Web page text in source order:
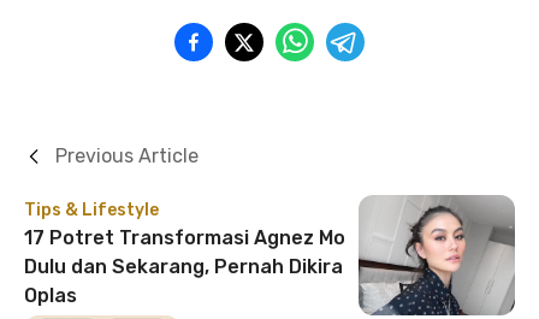
Tips & Lifestyle
17 Potret Transformasi Agnez Mo
Dulu dan Sekarang, Pernah Dikira
Oplas
Previous Article